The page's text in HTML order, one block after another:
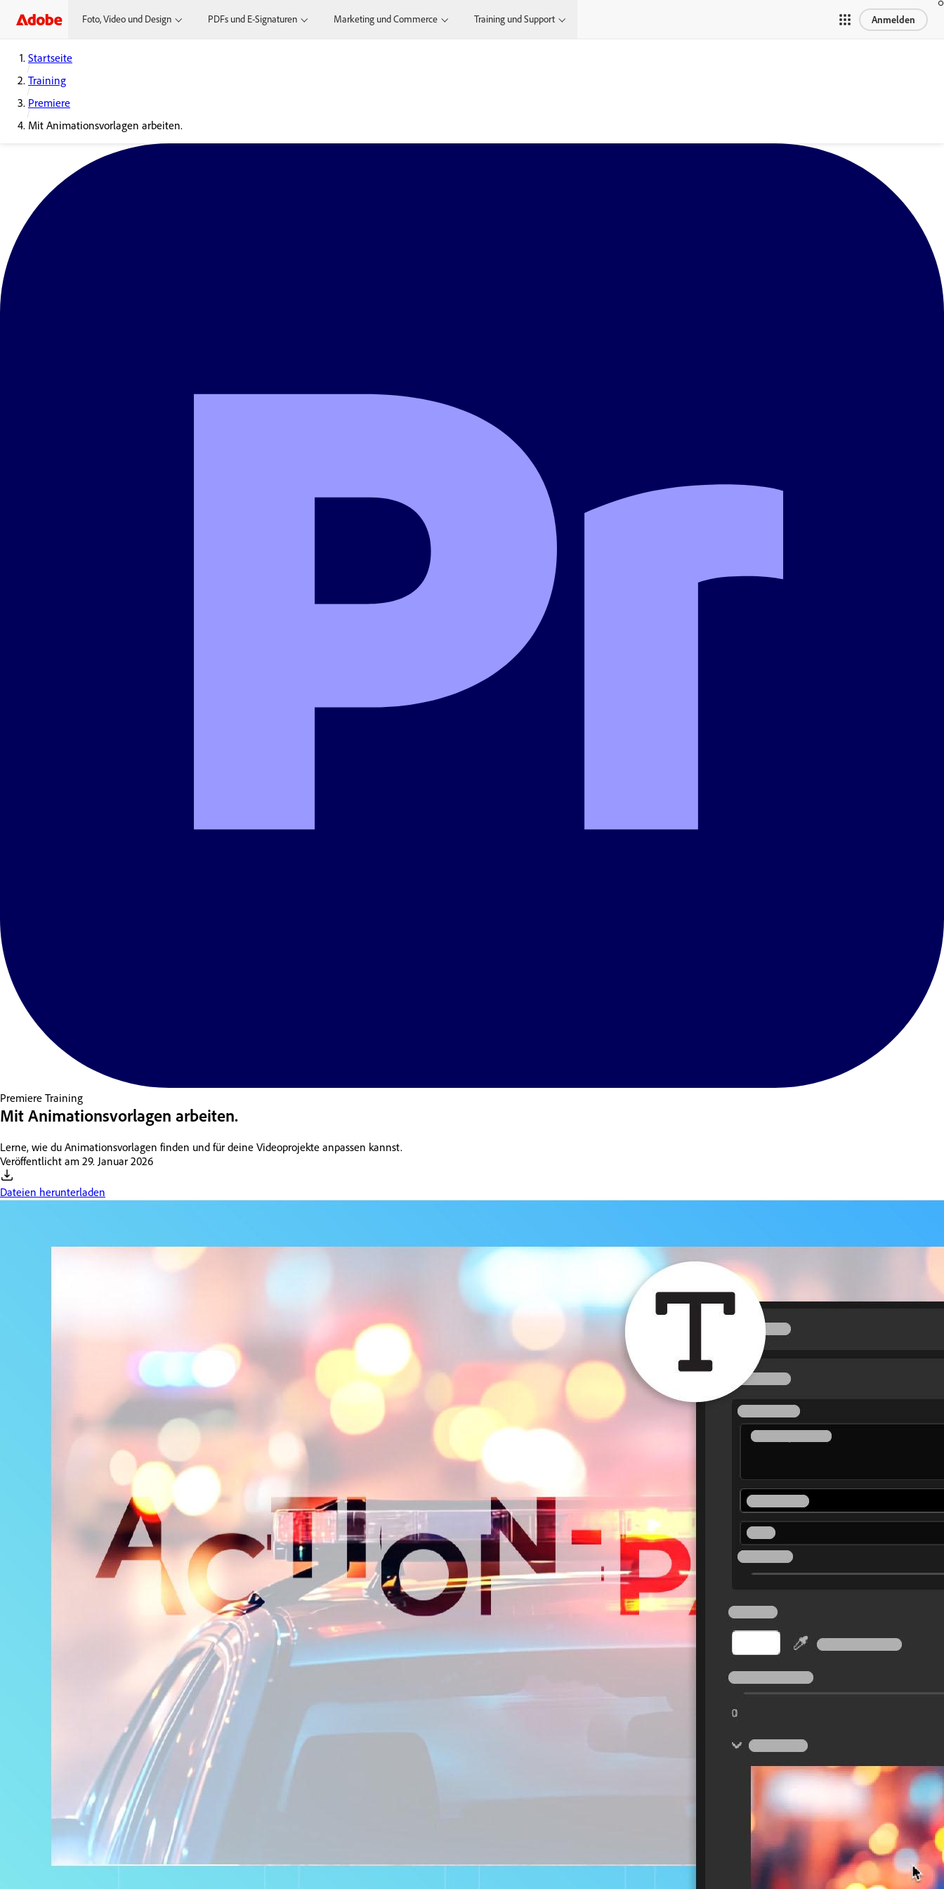
Foto, Video und Design PDFs und E-Signaturen Marketing und Commerce Training und Support Anmelden
Startseite
Training
Premiere
Mit Animationsvorlagen arbeiten.
Premiere Training
Mit Animationsvorlagen arbeiten.
Lerne, wie du Animationsvorlagen finden und für deine Videoprojekte anpassen kannst.
Veröffentlicht am 29. Januar 2026
Dateien herunterladen